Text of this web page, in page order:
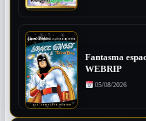
Fantasma
WEBRIP
05/08/2026